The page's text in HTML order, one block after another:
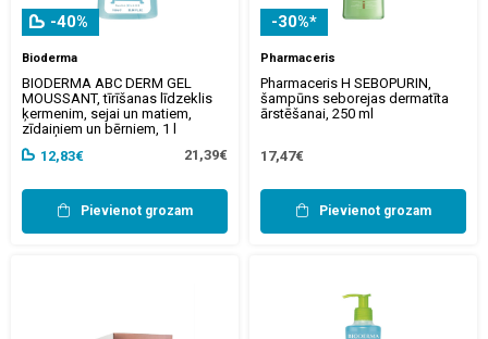
-40%
Bioderma
BIODERMA ABC DERM GEL
MOUSSANT, tīrīšanas līdzeklis
ķermenim, sejai un matiem,
zīdaiņiem un bērniem, 1 l
12,83€
21,39€
Pievienot grozam
-30%*
Pharmaceris
Pharmaceris H SEBOPURIN,
šampūns seborejas dermatīta
ārstēšanai, 250 ml
17,47€
Pievienot grozam